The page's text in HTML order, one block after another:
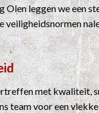
leggen we een
met kwaliteit,
team voor een